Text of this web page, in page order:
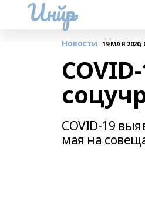
Инйәр
Новости 19 МАЯ 2020,
COVID-19
мая на